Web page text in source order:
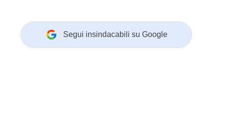
Segui insindacabili su Google